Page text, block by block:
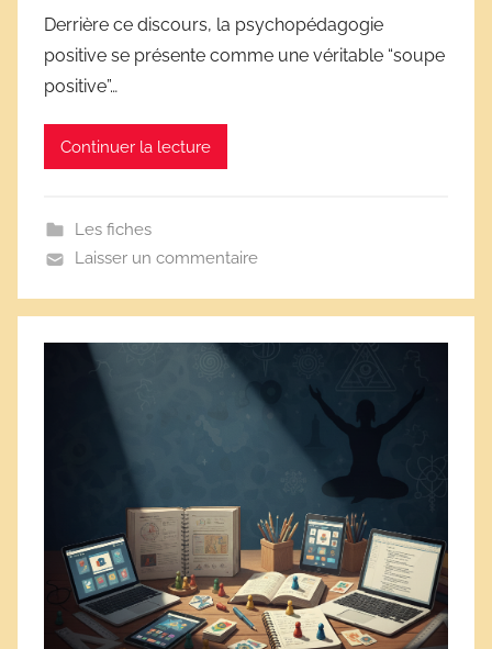
l
a
Derrière ce discours, la psychopédagogie
positive se présente comme une véritable “soupe
positive”…
Continuer la lecture
Les fiches
Laisser un commentaire